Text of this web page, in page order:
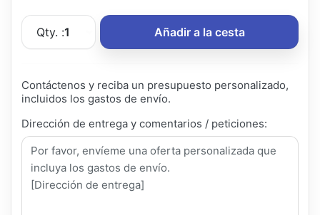
Qty. :1 Añadir a la cesta
Contáctenos y reciba un presupuesto personalizado,
incluidos los gastos de envío.
Dirección de entrega y comentarios / peticiones: